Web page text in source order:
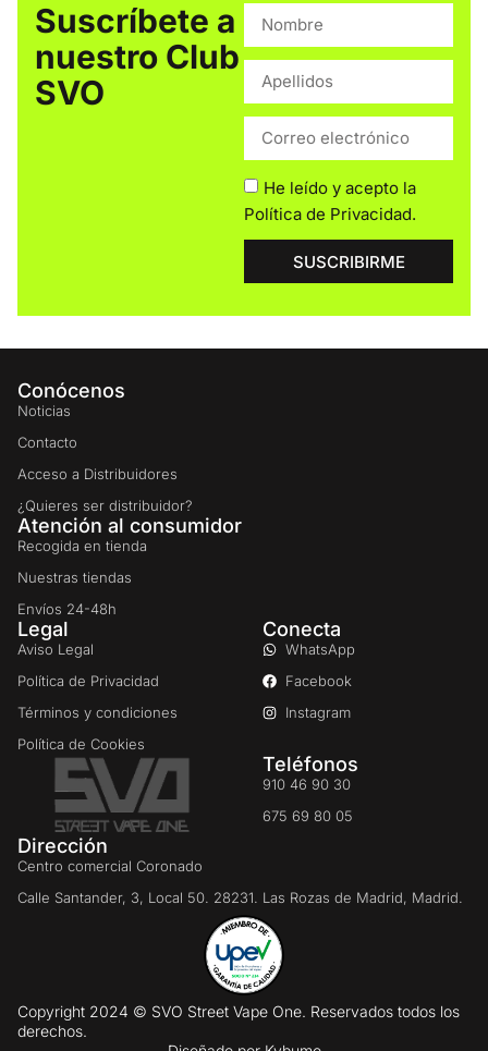
Suscríbete a
nuestro Club
SVO
He leído y acepto la
Política de Privacidad.
SUSCRIBIRME
Conócenos
Noticias
Contacto
Acceso a Distribuidores
¿Quieres ser distribuidor?
Atención al consumidor
Recogida en tienda
Nuestras tiendas
Envíos 24-48h
Legal
Aviso Legal
Política de Privacidad
Términos y condiciones
Política de Cookies
Conecta
WhatsApp
Facebook
Instagram
Teléfonos
910 46 90 30
675 69 80 05
Dirección
Centro comercial Coronado
Calle Santander, 3, Local 50. 28231. Las Rozas de Madrid, Madrid.
Copyright 2024 © SVO Street Vape One. Reservados todos los
derechos.